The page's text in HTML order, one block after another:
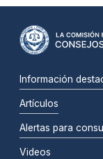
Información
Artículos
Alertas para
Videos